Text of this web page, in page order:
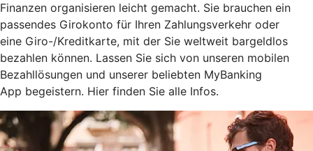
Finanzen organisieren leicht gemacht. Sie brauchen ein
passendes Girokonto für Ihren Zahlungsverkehr oder
eine Giro-/Kreditkarte, mit der Sie weltweit bargeldlos
bezahlen können. Lassen Sie sich von unseren mobilen
Bezahllösungen und unserer beliebten MyBanking
App begeistern. Hier finden Sie alle Infos.